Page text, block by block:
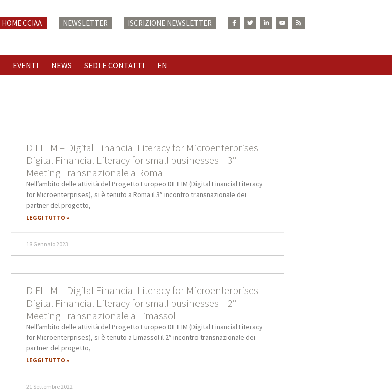
HOME CCIAA NEWSLETTER ISCRIZIONE NEWSLETTER
EVENTI NEWS SEDI E CONTATTI EN
DIFILIM – Digital Financial Literacy for Microenterprises
Digital Financial Literacy for small businesses – 3°
Meeting Transnazionale a Roma
Nell’ambito delle attività del Progetto Europeo DIFILIM (Digital Financial Literacy
for Microenterprises), si è tenuto a Roma il 3° incontro transnazionale dei
partner del progetto,
LEGGI TUTTO »
18 Gennaio 2023
DIFILIM – Digital Financial Literacy for Microenterprises
Digital Financial Literacy for small businesses – 2°
Meeting Transnazionale a Limassol
Nell’ambito delle attività del Progetto Europeo DIFILIM (Digital Financial Literacy
for Microenterprises), si è tenuto a Limassol il 2° incontro transnazionale dei
partner del progetto,
LEGGI TUTTO »
21 Settembre 2022